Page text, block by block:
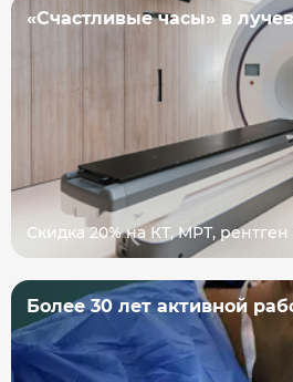
«Счастливые часы» в
Скидка 20% на КТ, МРТ, рентген
Более 30 лет активной